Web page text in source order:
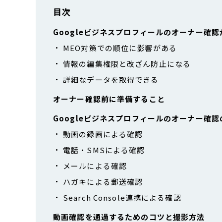
目次
Googleビジネスプロフィールのオーナー確認
MEO対策での順位に影響がある
情報の編集権限と改ざん防止になる
詳細なデータを取得できる
オーナー確認前に準備すること
Googleビジネスプロフィールのオーナー確認
動画の録画による確認
電話・SMSによる確認
メールによる確認
ハガキによる郵送確認
Search Console連携による確認
動画確認を通過するためのコツと撮影方法